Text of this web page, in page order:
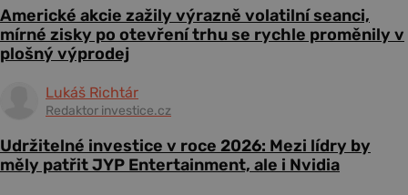
Americké akcie zažily výrazně volatilní seanci,
mírné zisky po otevření trhu se rychle proměnily v
plošný výprodej
Lukáš Richtár
Redaktor investice.cz
Udržitelné investice v roce 2026: Mezi lídry by
měly patřit JYP Entertainment, ale i Nvidia